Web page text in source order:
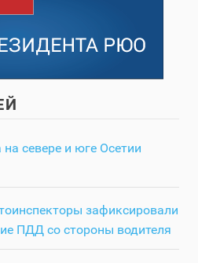
севере и юге Осетии
зафиксировали
ПДД со стороны водителя